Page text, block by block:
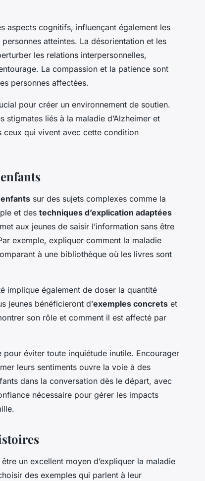
aspects cognitifs, influençant également les
atteintes. La désorientation et les
les relations interpersonnelles,
La compassion et la patience sont
personnes affectées.
pour créer un environnement de soutien.
liés à la maladie d’Alzheimer et
ceux qui vivent avec cette condition
sur des sujets complexes comme la
et des techniques d’explication adaptées
aux jeunes de saisir l’information sans être
exemple, expliquer comment la maladie
à une bibliothèque où les livres sont
implique également de doser la quantité
jeunes bénéficieront d’exemples concrets et
son rôle et comment il est affecté par
pour éviter toute inquiétude inutile. Encourager
leurs sentiments ouvre la voie à des
dans la conversation dès le départ, avec
nécessaire pour gérer les impacts
être un excellent moyen d’expliquer la maladie
des exemples qui parlent à leur